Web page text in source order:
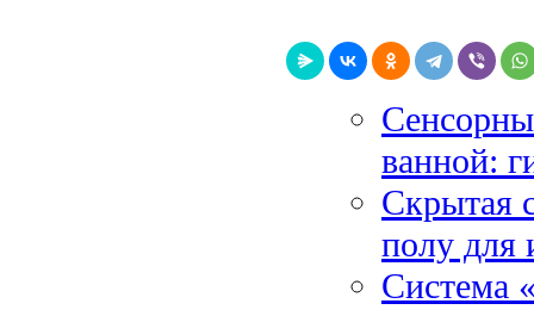
ванной:
Скрытая
полу для
Система